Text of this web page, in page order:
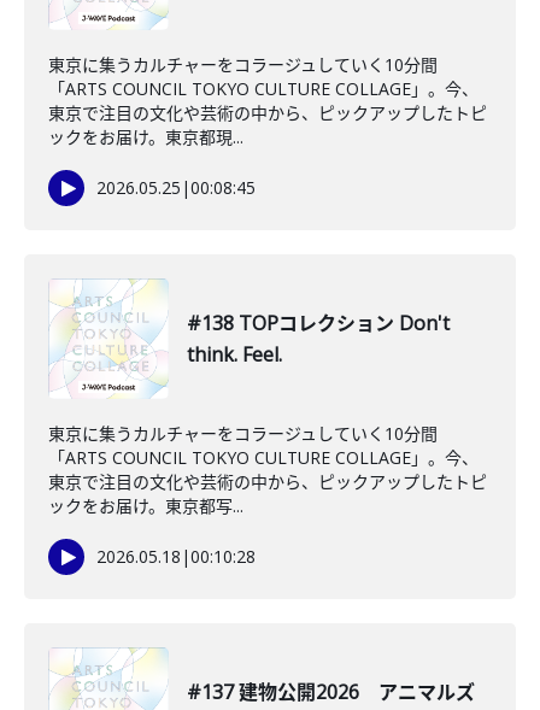
東京に集うカルチャーをコラージュしていく10分間
「ARTS COUNCIL TOKYO CULTURE COLLAGE」。今、
東京で注目の文化や芸術の中から、ピックアップしたトピ
ックをお届け。東京都現...
2026.05.25 |00:08:45
#138 TOPコレクション Don't
think. Feel.
東京に集うカルチャーをコラージュしていく10分間
「ARTS COUNCIL TOKYO CULTURE COLLAGE」。今、
東京で注目の文化や芸術の中から、ピックアップしたトピ
ックをお届け。東京都写...
2026.05.18 |00:10:28
#137 建物公開2026 アニマルズ